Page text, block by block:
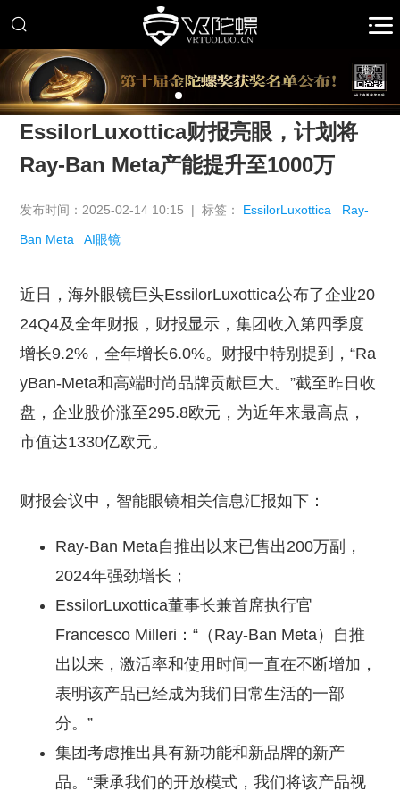
推广
EssilorLuxottica财报亮眼，计划将
Ray-Ban Meta产能提升至1000万
发布时间：2025-02-14 10:15 | 标签： EssilorLuxottica Ray-
Ban Meta AI眼镜
近日，海外眼镜巨头EssilorLuxottica公布了企业20
24Q4及全年财报，财报显示，集团收入第四季度
增长9.2%，全年增长6.0%。财报中特别提到，“Ra
yBan-Meta和高端时尚品牌贡献巨大。”截至昨日收
盘，企业股价涨至295.8欧元，为近年来最高点，
市值达1330亿欧元。
财报会议中，智能眼镜相关信息汇报如下：
Ray-Ban Meta自推出以来已售出200万副，
2024年强劲增长；
EssilorLuxottica董事长兼首席执行官
Francesco Milleri：“（Ray-Ban Meta）自推
出以来，激活率和使用时间一直在不断增加，
表明该产品已经成为我们日常生活的一部
分。”
集团考虑推出具有新功能和新品牌的新产
品。“秉承我们的开放模式，我们将该产品视